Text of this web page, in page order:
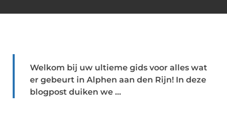
Welkom bij uw ultieme gids voor alles wat
er gebeurt in Alphen aan den Rijn! In deze
blogpost duiken we ...